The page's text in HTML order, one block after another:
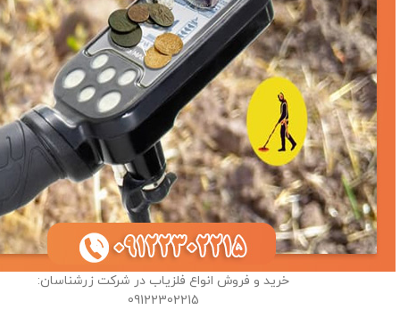
خرید و فروش انواع فلزیاب در شرکت زرشناسان:
09122302215